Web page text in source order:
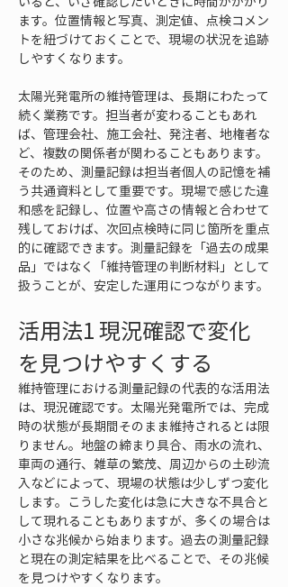
ます。位置情報と写真、測定値、点検コメン
トを紐づけておくことで、現場の状況を追跡
しやすくなります。
太陽光発電所の維持管理は、長期にわたって
続く業務です。担当者が変わることもあれ
ば、管理会社、施工会社、発注者、地権者な
ど、複数の関係者が関わることもあります。
そのため、測量記録は担当者個人の記憶を補
う共通資料として重要です。現場で感じた違
和感を記録し、位置や高さの情報と合わせて
残しておけば、次回点検時に同じ箇所を重点
的に確認できます。測量記録を「過去の成果
品」ではなく「維持管理の判断材料」として
扱うことが、安定した運用につながります。
活用法1 現況確認で変化
を見つけやすくする
維持管理における測量記録の代表的な活用法
は、現況確認です。太陽光発電所では、完成
時の状態が長期間そのまま維持されるとは限
りません。地盤の締まり具合、雨水の流れ、
車両の通行、雑草の繁茂、周辺からの土砂流
入などによって、現場の状態は少しずつ変化
します。こうした変化は急に大きな不具合と
して現れることもありますが、多くの場合は
小さな兆候から始まります。過去の測量記録
と現在の測定結果を比べることで、その兆候
を見つけやすくなります。